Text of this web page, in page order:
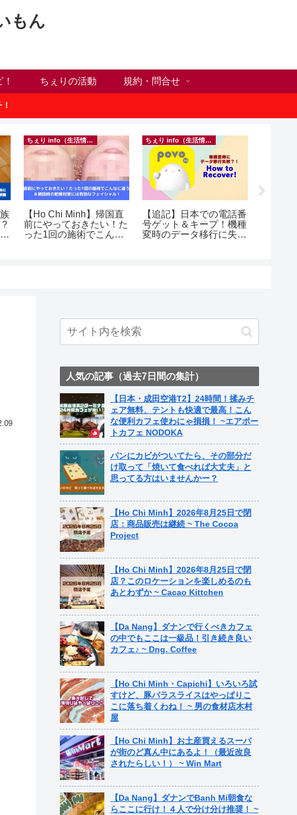
もん
ちぇりの活動 規約・問合せ
ちぇり info（生活情報）
【Ho Chi Minh】帰国直
前にやっておきたい！た
った1回の施術でこんな
ちぇり info（生活情報）
【追記】日本での電話番
号ゲット＆キープ！機種
変時のデータ移行に失敗
人気の記事（過去7日間の集計）
【日本・成田空港T2】24時間！揉みチ
ェア無料、テントも快適で最高！こん
な便利カフェ使わにゃ損損！ ~エアポー
トカフェ NODOKA
パンにカビがついてたら、その部分だ
け取って「焼いて食べれば大丈夫」と
思ってる方はいませんかー？
【Ho Chi Minh】2026年8月25日で閉
店：商品販売は継続 ~ The Cocoa
Project
【Ho Chi Minh】2026年8月25日で閉
店？このロケーションを楽しめるのも
あとわずか ~ Cacao Kittchen
【Da Nang】ダナンで行くべきカフェ
の中でもここは一級品！引き続き良い
カフェ♪ ~ Dng. Coffee
【Ho Chi Minh・Capichi】いろいろ試
すけど、豚バラスライスはやっぱりこ
こに落ち着くわね！ ~ 男の食材店木村
屋
【Ho Chi Minh】お土産買えるスーパ
が街のど真ん中にあるよ！（最近改良
されたらしい！） ~ Win Mart
【Da Nang】ダナンでBanh Mi朝食な
らここに行け！４人で分け分け推奨！ ~